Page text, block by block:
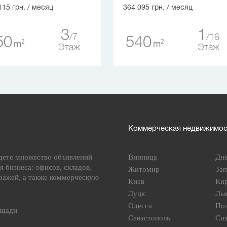
грн. / месяц
m2 3
7
Этаж
364 095 грн. / месяц
540 m2 1
16
Этаж
множество объявлений
бизнеса: офисов, складов,
а также коммерческую
Коммерческая
Винница
Житомир
Киев
Луцк
Одесса
Севастополь